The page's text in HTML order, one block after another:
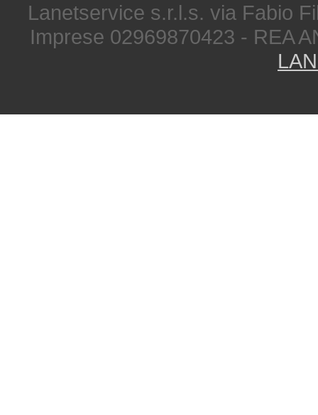
Lanetservice s.r.l.s. via Fabio
Imprese 02969870423 - REA